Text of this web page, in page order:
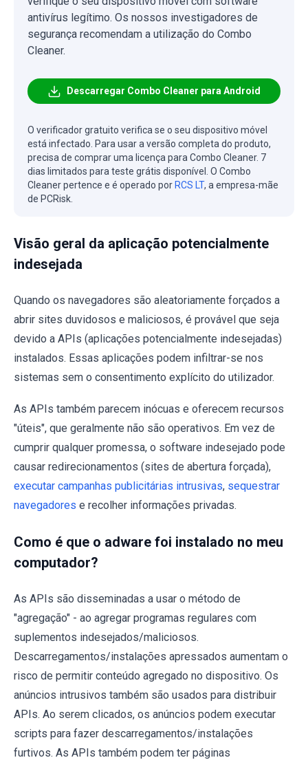
antivírus legítimo. Os nossos investigadores de
segurança recomendam a utilização do Combo
Cleaner.
Descarregar Combo Cleaner para Android
O verificador gratuito verifica se o seu dispositivo móvel
está infectado. Para usar a versão completa do produto,
precisa de comprar uma licença para Combo Cleaner. 7
dias limitados para teste grátis disponível. O Combo
Cleaner pertence e é operado por RCS LT, a empresa-mãe
de PCRisk.
Visão geral da aplicação potencialmente
indesejada
Quando os navegadores são aleatoriamente forçados a
abrir sites duvidosos e maliciosos, é provável que seja
devido a APIs (aplicações potencialmente indesejadas)
instalados. Essas aplicações podem infiltrar-se nos
sistemas sem o consentimento explícito do utilizador.
As APIs também parecem inócuas e oferecem recursos
"úteis", que geralmente não são operativos. Em vez de
cumprir qualquer promessa, o software indesejado pode
causar redirecionamentos (sites de abertura forçada),
executar campanhas publicitárias intrusivas, sequestrar
navegadores e recolher informações privadas.
Como é que o adware foi instalado no meu
computador?
As APIs são disseminadas a usar o método de
"agregação" - ao agregar programas regulares com
suplementos indesejados/maliciosos.
Descarregamentos/instalações apressados aumentam o
risco de permitir conteúdo agregado no dispositivo. Os
anúncios intrusivos também são usados para distribuir
APIs. Ao serem clicados, os anúncios podem executar
scripts para fazer descarregamentos/instalações
furtivos. As APIs também podem ter páginas